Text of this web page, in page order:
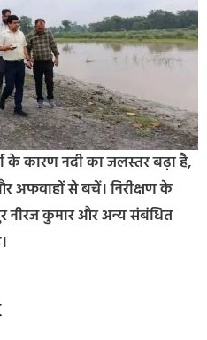
के कारण नदी का जलस्तर बढ़ा है,
अफवाहों से बचें। निरीक्षण के
नीरज कुमार और अन्य संबंधित